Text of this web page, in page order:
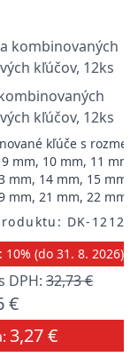
kľúčov, 12ks
kľúče s
mm, 10 mm, 11 mm,
mm, 14 mm, 15 mm,
mm, 21 mm, 22 mm
DK-
10% (do 31. 8. 2026)
DPH: 32,73 €
€
3,27 €